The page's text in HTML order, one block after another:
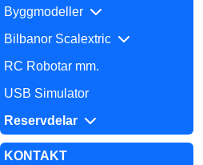
Byggmodeller
Bilbanor Scalextric
RC Robotar mm.
USB Simulator
Reservdelar
KONTAKT